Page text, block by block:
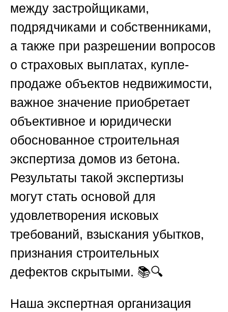
между застройщиками,
подрядчиками и собственниками,
а также при разрешении вопросов
о страховых выплатах, купле-
продаже объектов недвижимости,
важное значение приобретает
объективное и юридически
обоснованное строительная
экспертиза домов из бетона.
Результаты такой экспертизы
могут стать основой для
удовлетворения исковых
требований, взыскания убытков,
признания строительных
дефектов скрытыми. 📚🔍
Наша экспертная организация